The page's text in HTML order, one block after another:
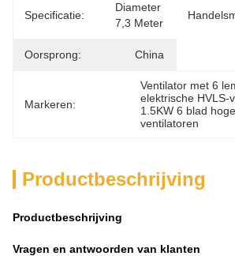
Specificatie:
Diameter
7,3 Meter
Oorsprong: China
Markeren:
Ventilator met 6
elektrische HVLS-
1.5KW 6 blad
ventilatoren
Productbeschrijving
Productbeschrijving
Vragen en antwoorden van klanten